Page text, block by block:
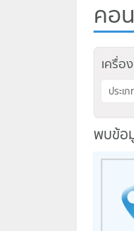
คอ
เครื่อ
ประเ
พบข้อ